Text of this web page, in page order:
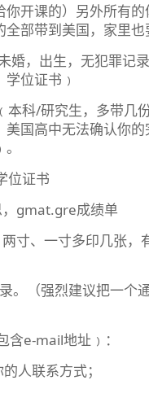
你开课的）另外所有
部带到美国，家里也
婚，出生，无犯罪记
位证书﹚
本科/研究生，多带几
美国高中无法确认你
位证书
gmat.gre成绩单
寸、一寸多印几张，
。（强烈建议把一个
含e-mail地址﹚：
人联系方式；